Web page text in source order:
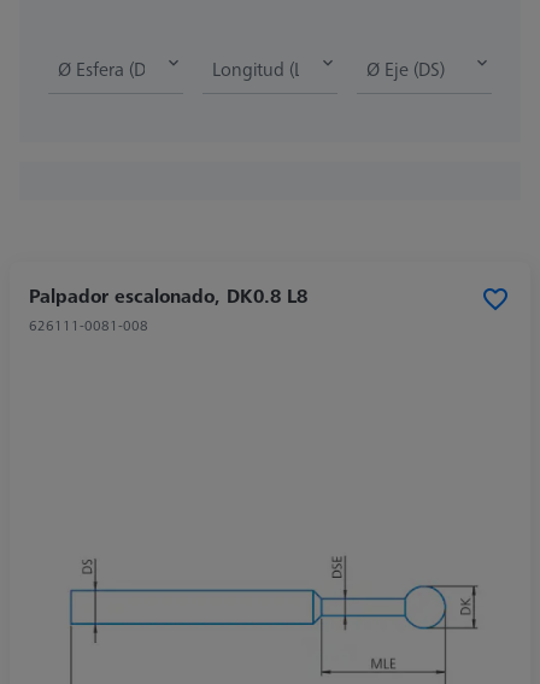
Ø Esfera (DK) Longitud (L) Ø Eje (DS)
Palpador escalonado, DK0.8 L8
626111-0081-008